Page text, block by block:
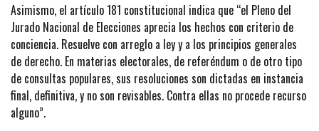
Asimismo, el artículo 181 constitucional indica que “el Pleno del
Jurado Nacional de Elecciones aprecia los hechos con criterio de
conciencia. Resuelve con arreglo a ley y a los principios generales
de derecho. En materias electorales, de referéndum o de otro tipo
de consultas populares, sus resoluciones son dictadas en instancia
final, definitiva, y no son revisables. Contra ellas no procede recurso
alguno”.